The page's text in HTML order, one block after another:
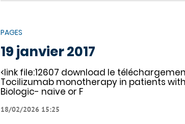
PAGES
19 janvier 2017
<link file:12607 download le
Tocilizumab monotherapy in patients
Biologic- naive or F
18/02/2026 15:25